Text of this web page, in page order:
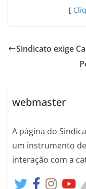
[
Sindicato exige
webmaster
A página do
um instrumento
interação com a